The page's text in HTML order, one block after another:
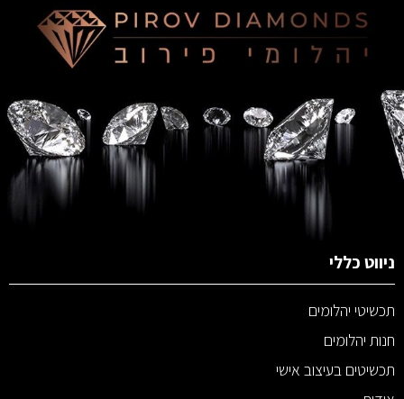
ניווט כללי
תכשיטי יהלומים
חנות יהלומים
תכשיטים בעיצוב אישי